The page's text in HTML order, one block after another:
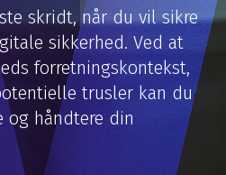
skridt, når du vil sikre
sikkerhed. Ved at
forretningskontekst,
trusler kan du
og håndtere din